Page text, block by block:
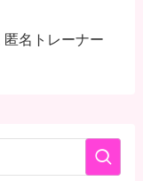
匿名トレーナー